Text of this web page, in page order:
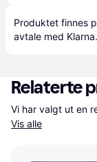
Produktet finnes
avtale med Klarna.
Relaterte
Vis alle